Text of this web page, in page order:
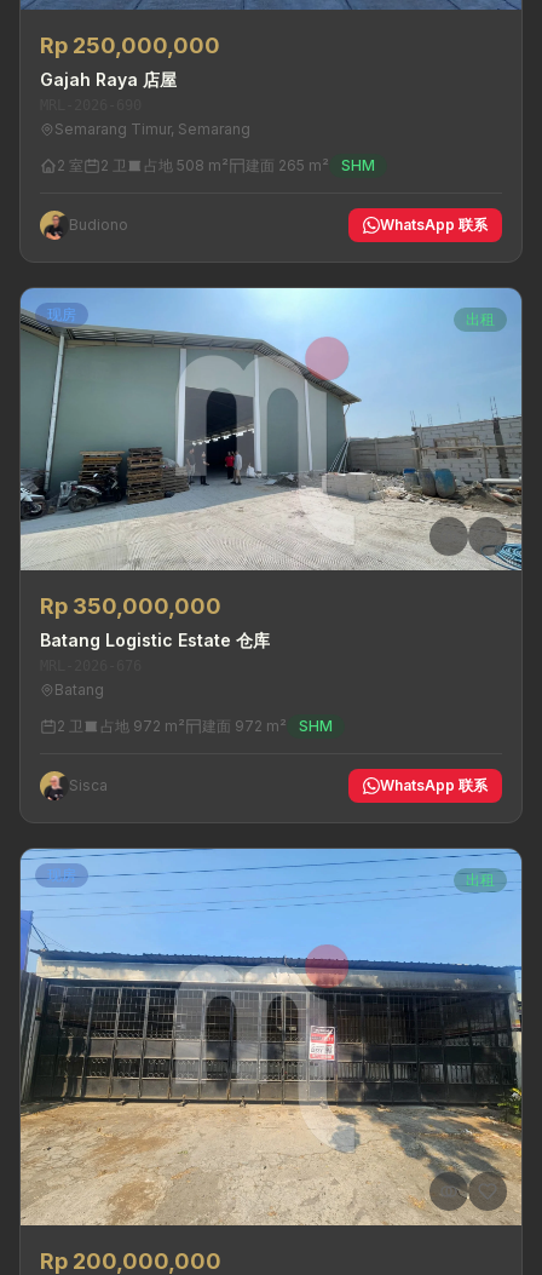
Rp 250,000,000
Gajah Raya 店屋
Semarang Timur, Semarang
2 室
2 卫 占地 508 m² 建面 265 m² SHM
Budiono WhatsApp 联系
现房 出租
Rp 350,000,000
Batang Logistic Estate 仓库
Batang
2 卫
占地 972 m² 建面 972 m² SHM
Sisca WhatsApp 联系
现房 出租
Rp 200,000,000